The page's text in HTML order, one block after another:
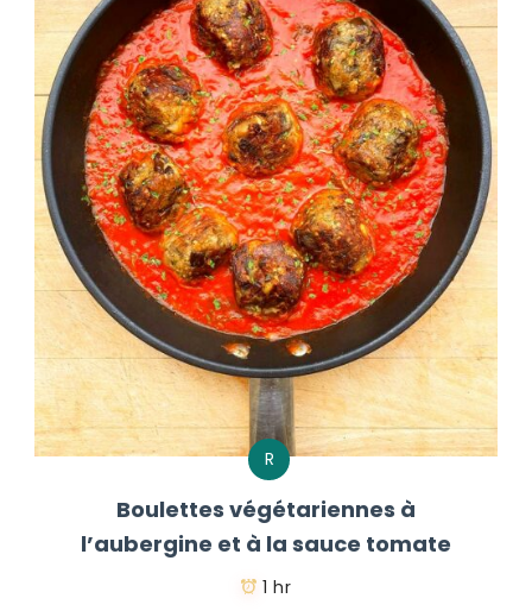
R
Boulettes végétariennes à
l’aubergine et à la sauce tomate
1 hr